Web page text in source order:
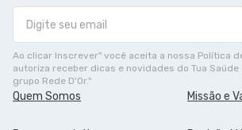
Ao clicar Inscrever" você aceita a nossa Política
autoriza receber dicas e novidades do Tua
grupo Rede D'Or."
Quem Somos Missão e